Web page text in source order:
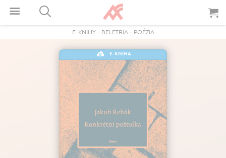
E-KNIHY- BELETRIA- POÉZIA
E-KNIHA